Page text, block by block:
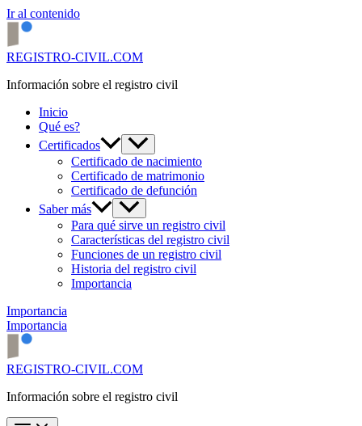
Ir al contenido
REGISTRO-CIVIL.COM
Información sobre el registro civil
Inicio
Qué es?
Certificados
Certificado de nacimiento
Certificado de matrimonio
Certificado de defunción
Saber más
Para qué sirve un registro civil
Características del registro civil
Funciones de un registro civil
Historia del registro civil
Importancia
Importancia
Importancia
REGISTRO-CIVIL.COM
Información sobre el registro civil